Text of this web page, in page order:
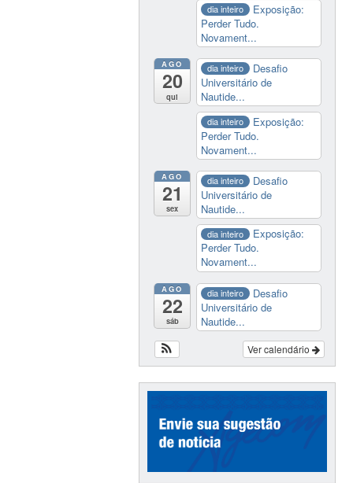
dia inteiro
Exposição:
Perder Tudo.
Novament...
AGO
20
qui
dia inteiro
Desafio
Universitário de
Nautide...
dia inteiro
Exposição:
Perder Tudo.
Novament...
AGO
21
sex
dia inteiro
Desafio
Universitário de
Nautide...
dia inteiro
Exposição:
Perder Tudo.
Novament...
AGO
22
sáb
dia inteiro
Desafio
Universitário de
Nautide...
Ver calendário